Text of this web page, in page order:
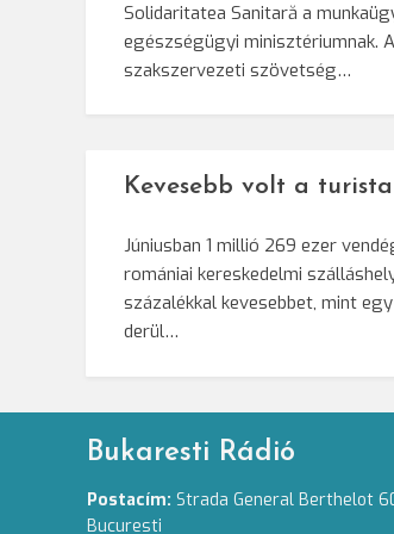
Solidaritatea Sanitară a
egészségügyi minisztériumnak.
szakszervezeti szövetség…
Kevesebb volt a
Júniusban 1 millió 269 ezer
romániai kereskedelmi
százalékkal kevesebbet, mint
derül…
Bukaresti Rádió
Postacím: Strada General Berthelot
Bucuresti